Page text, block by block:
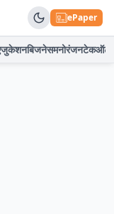
ePaper
बिजनेसमनोरंजनटेकऑटो